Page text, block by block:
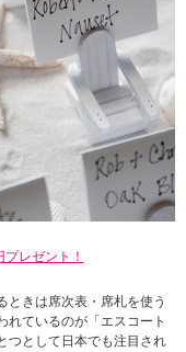
レゼント！
ときは席次表・席札を使う
れているのが「エスコート
つとして日本でも注目され